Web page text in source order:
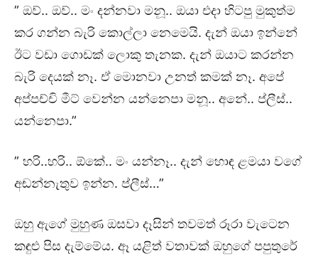
” ඔව්.. ඔව්.. මං දන්නවා මනූ.. ඔයා එදා හිටපු මුකුත්ම
කර ගන්න බැරි කොල්ලා නෙමෙයි. දැන් ඔයා ඉන්නේ
ඊට වඩා ගොඩක් ලොකු තැනක. දැන් ඔයාට කරන්න
බැරි දෙයක් නෑ. ඒ මොනවා උනත් කමක් නෑ. අපේ
අප්පච්චි මීට් වෙන්න යන්නෙපා මනූ.. අනේ.. ප්ලීස්..
යන්නෙපා.”
” හරි..හරි.. ඕකේ.. මං යන්නෑ.. දැන් හොඳ ළමයා වගේ
අඬන්නැතුව ඉන්න. ප්ලීස්…”
ඔහු ඇගේ මුහුණ ඔසවා දෑසින් තවමත් රූරා වැටෙන
කඳුළු පිස දැම්මේය. ඈ යළිත් වතාවක් ඔහුගේ පපුතුරේ